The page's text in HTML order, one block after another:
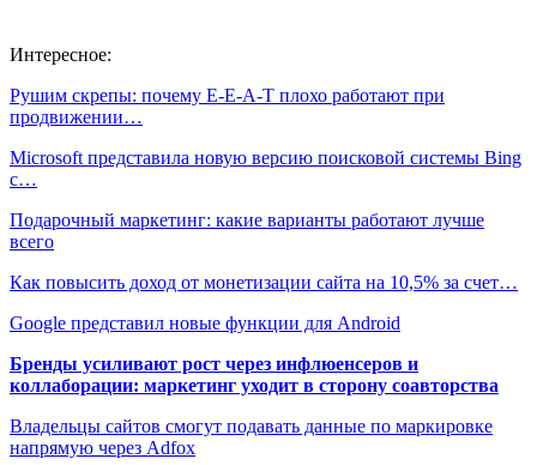
Интересное:
Рушим скрепы: почему E-E-A-T плохо работают при
продвижении…
Microsoft представила новую версию поисковой системы Bing
с…
Подарочный маркетинг: какие варианты работают лучше
всего
Как повысить доход от монетизации сайта на 10,5% за счет…
Google представил новые функции для Android
Бренды усиливают рост через инфлюенсеров и
коллаборации: маркетинг уходит в сторону соавторства
Владельцы сайтов смогут подавать данные по маркировке
напрямую через Adfox